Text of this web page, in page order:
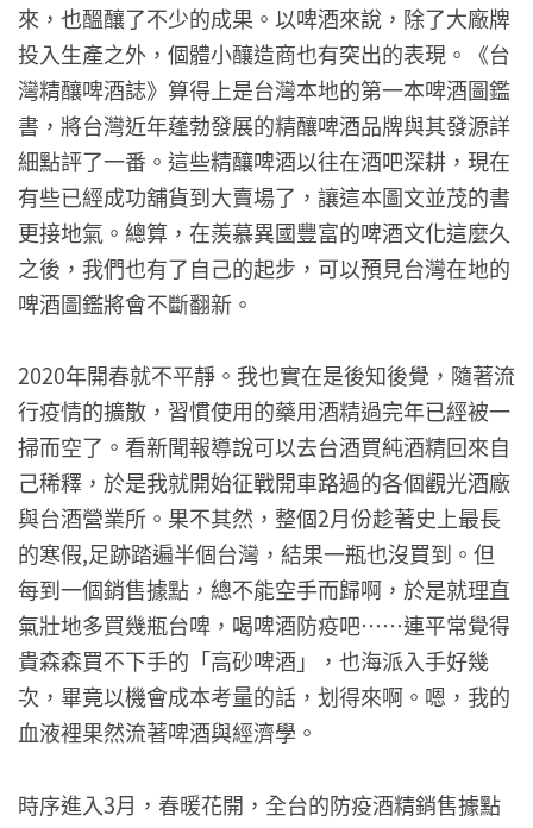
來，也醞釀了不少的成果。以啤酒來說，除了大廠牌
投入生產之外，個體小釀造商也有突出的表現。《台
灣精釀啤酒誌》算得上是台灣本地的第一本啤酒圖鑑
書，將台灣近年蓬勃發展的精釀啤酒品牌與其發源詳
細點評了一番。這些精釀啤酒以往在酒吧深耕，現在
有些已經成功舖貨到大賣場了，讓這本圖文並茂的書
更接地氣。總算，在羨慕異國豐富的啤酒文化這麼久
之後，我們也有了自己的起步，可以預見台灣在地的
啤酒圖鑑將會不斷翻新。
2020年開春就不平靜。我也實在是後知後覺，隨著流
行疫情的擴散，習慣使用的藥用酒精過完年已經被一
掃而空了。看新聞報導說可以去台酒買純酒精回來自
己稀釋，於是我就開始征戰開車路過的各個觀光酒廠
與台酒營業所。果不其然，整個2月份趁著史上最長
的寒假,足跡踏遍半個台灣，結果一瓶也沒買到。但
每到一個銷售據點，總不能空手而歸啊，於是就理直
氣壯地多買幾瓶台啤，喝啤酒防疫吧……連平常覺得
貴森森買不下手的「高砂啤酒」，也海派入手好幾
次，畢竟以機會成本考量的話，划得來啊。嗯，我的
血液裡果然流著啤酒與經濟學。
時序進入3月，春暖花開，全台的防疫酒精銷售據點